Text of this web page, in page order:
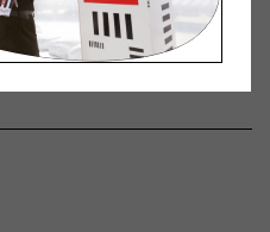
Weekly.
ilmiöitä muotoilusta ja